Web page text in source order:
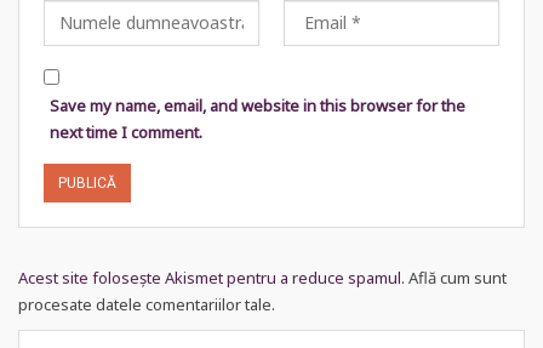
Save my name, email, and website in this browser for the
next time I comment.
Acest site folosește Akismet pentru a reduce spamul. Află cum sunt
procesate datele comentariilor tale.